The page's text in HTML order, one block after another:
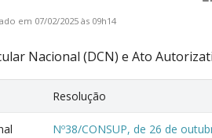
em 07/02/2025 às 09h14
Nacional (DCN) e Ato
Resolução
Nº38/CONSUP, de 26 de